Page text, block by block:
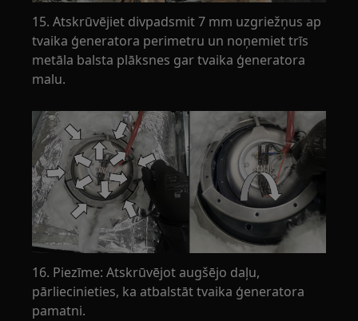
15. Atskrūvējiet divpadsmit 7 mm uzgriežņus ap
tvaika ģeneratora perimetru un noņemiet trīs
metāla balsta plāksnes gar tvaika ģeneratora
malu.
16. Piezīme: Atskrūvējot augšējo daļu,
pārliecinieties, ka atbalstāt tvaika ģeneratora
pamatni.